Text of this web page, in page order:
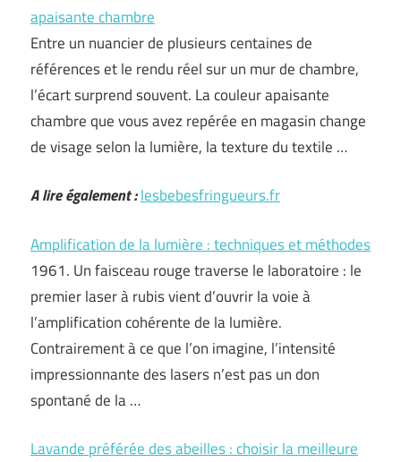
apaisante chambre
Entre un nuancier de plusieurs centaines de
références et le rendu réel sur un mur de chambre,
l’écart surprend souvent. La couleur apaisante
chambre que vous avez repérée en magasin change
de visage selon la lumière, la texture du textile …
A lire également :lesbebesfringueurs.fr
Amplification de la lumière : techniques et méthodes
1961. Un faisceau rouge traverse le laboratoire : le
premier laser à rubis vient d’ouvrir la voie à
l’amplification cohérente de la lumière.
Contrairement à ce que l’on imagine, l’intensité
impressionnante des lasers n’est pas un don
spontané de la …
Lavande préférée des abeilles : choisir la meilleure